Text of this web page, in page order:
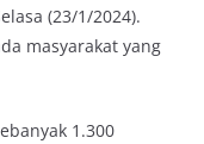
(23/1/2024).
masyarakat yang
1.300